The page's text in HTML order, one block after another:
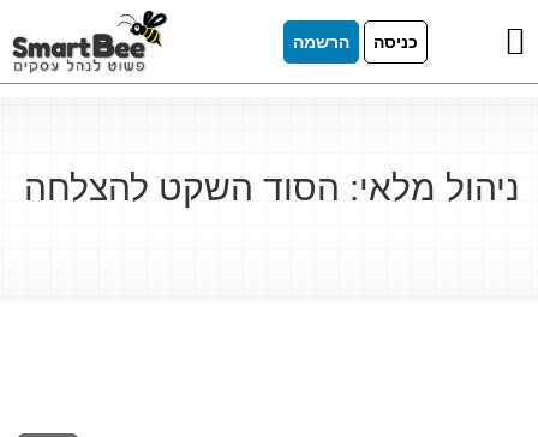
כניסה הרשמה
ניהול מלאי: הסוד השקט להצלחה